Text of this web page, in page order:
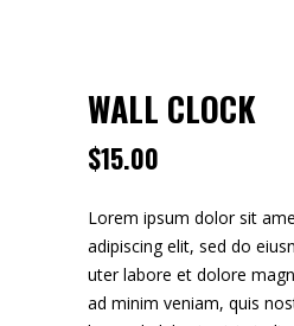
WALL CLOCK
$15.00
Lorem ipsum dolor sit
adipiscing elit, sed do
uter labore et dolore
ad minim veniam, quis